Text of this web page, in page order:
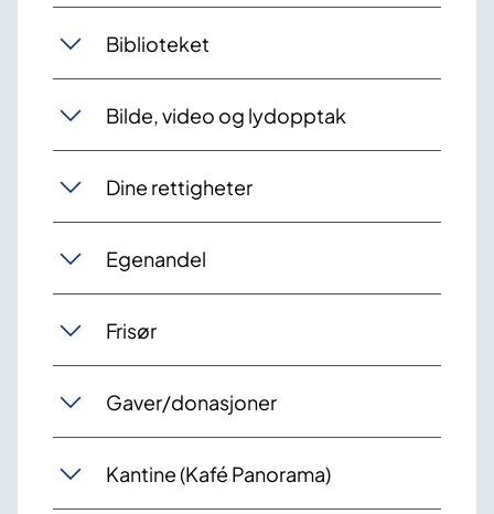
Biblioteket
Bilde, video og lydopptak
Dine rettigheter
Egenandel
Frisør
Gaver/donasjoner
Kantine (Kafé Panorama)